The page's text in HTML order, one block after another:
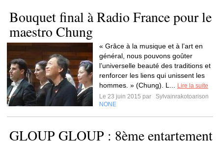
Bouquet final à Radio France pour le
maestro Chung
« Grâce à la musique et à l’art en
général, nous pouvons goûter
l’universelle beauté des traditions et
renforcer les liens qui unissent les
hommes. » (Chung). L...
Lire la suite
Le 23 juin 2015 par
Sylvainrakotoarison
NONE
GLOUP GLOUP : 8ème entartement